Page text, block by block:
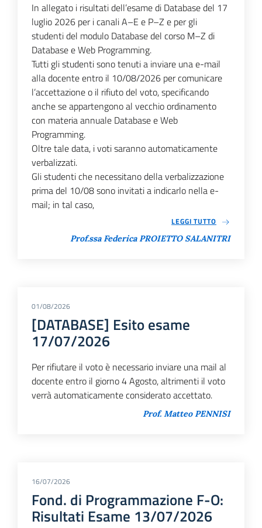
In allegato i risultati dell’esame di Database del 17
luglio 2026 per i canali A–E e P–Z e per gli
studenti del modulo Database del corso M–Z di
Database e Web Programming.
Tutti gli studenti sono tenuti a inviare una e-mail
alla docente entro il 10/08/2026 per comunicare
l’accettazione o il rifiuto del voto, specificando
anche se appartengono al vecchio ordinamento
con materia annuale Database e Web
Programming.
Oltre tale data, i voti saranno automaticamente
verbalizzati.
Gli studenti che necessitano della verbalizzazione
prima del 10/08 sono invitati a indicarlo nella e-
mail; in tal caso,
LEGGI TUTTO
Prof.ssa Federica PROIETTO SALANITRI
01/08/2026
[DATABASE] Esito esame
17/07/2026
Per rifiutare il voto è necessario inviare una mail al
docente entro il giorno 4 Agosto, altrimenti il voto
verrà automaticamente considerato accettato.
Prof. Matteo PENNISI
16/07/2026
Fond. di Programmazione F-O:
Risultati Esame 13/07/2026